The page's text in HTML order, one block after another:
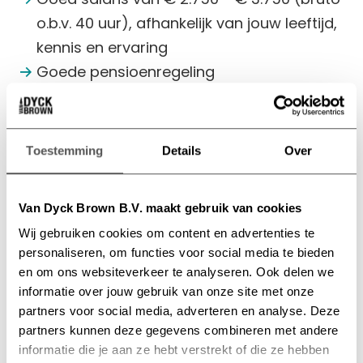
Toestemming Details Over
Van Dyck Brown B.V. maakt gebruik van cookies
Wij gebruiken cookies om content en advertenties te
personaliseren, om functies voor social media te bieden
en om ons websiteverkeer te analyseren. Ook delen we
informatie over jouw gebruik van onze site met onze
partners voor social media, adverteren en analyse. Deze
partners kunnen deze gegevens combineren met andere
informatie die je aan ze hebt verstrekt of die ze hebben
o.b.v. 40 uur), afhankelijk van jouw leeftijd,
kennis en ervaring
Goede pensioenregeling
24 vakantiedagen
Werken in de bruisende omgeving van
Strijp-S, op loopafstand van het station
Ruimte voor jouw ideeën en creativiteit
autonomie
Team met korte lijnen: snel schakelen,
samen bouwen, samen verbeteren
Gezellige borrels en leuke teamuitjes
zoals GLOW en Dutch Design Week
Solliciteren